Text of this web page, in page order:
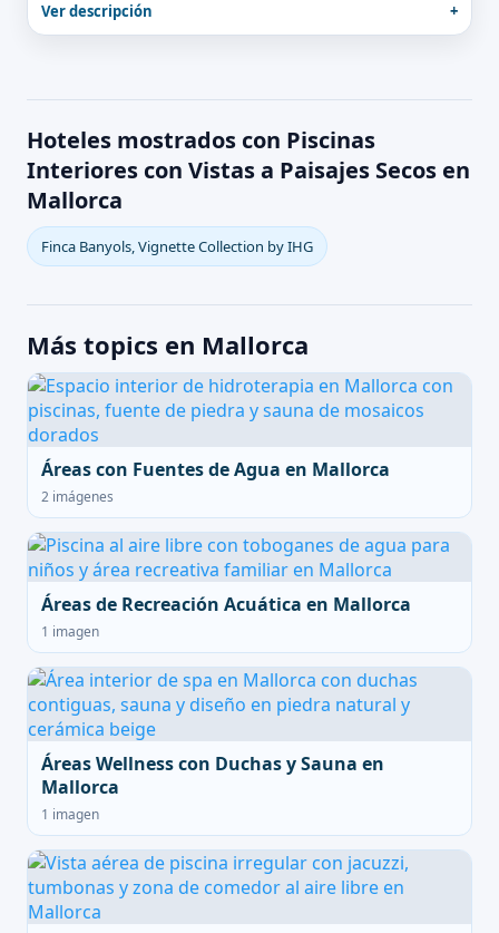
Ver descripción
Hoteles mostrados con Piscinas
Interiores con Vistas a Paisajes Secos en
Mallorca
Finca Banyols, Vignette Collection by IHG
Más topics en Mallorca
Áreas con Fuentes de Agua en Mallorca
2 imágenes
Áreas de Recreación Acuática en Mallorca
1 imagen
Áreas Wellness con Duchas y Sauna en
Mallorca
1 imagen